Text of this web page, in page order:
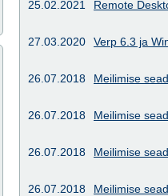
25.02.2021 Remote
27.03.2020 Verp 6.3 ja
26.07.2018 Meilimise
26.07.2018 Meilimise
26.07.2018 Meilimise
26.07.2018 Meilimise